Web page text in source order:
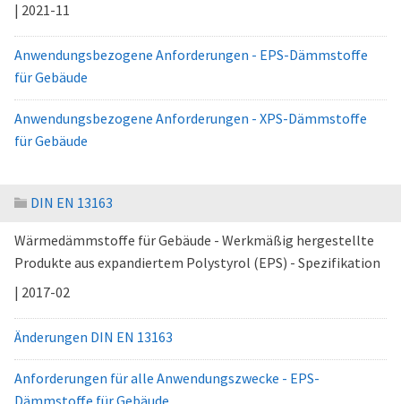
| 2021-11
Anwendungsbezogene Anforderungen - EPS-Dämmstoffe
für Gebäude
Anwendungsbezogene Anforderungen - XPS-Dämmstoffe
für Gebäude
DIN EN 13163
Wärmedämmstoffe für Gebäude - Werkmäßig hergestellte
Produkte aus expandiertem Polystyrol (EPS) - Spezifikation
| 2017-02
Änderungen DIN EN 13163
Anforderungen für alle Anwendungszwecke - EPS-
Dämmstoffe für Gebäude